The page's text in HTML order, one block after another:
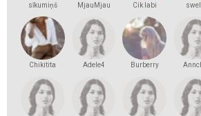
sīkumiņš MjauMjau Cik labi
Chikitita Adele4 Burberry